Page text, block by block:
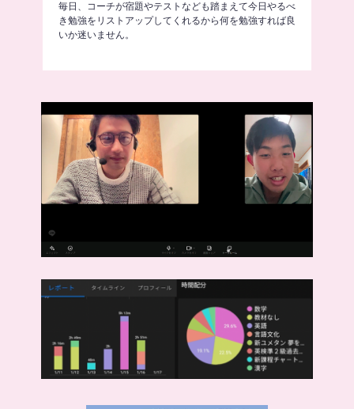
毎日、コーチが宿題やテストなども踏まえて今日やるべ
き勉強をリストアップしてくれるから何を勉強すれば良
いか迷いません。